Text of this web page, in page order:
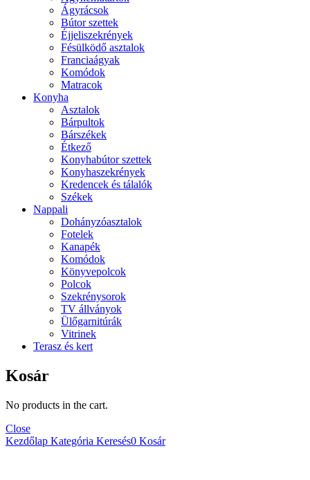
Ágyrácsok
Bútor szettek
Éjjeliszekrények
Fésülködő asztalok
Franciaágyak
Komódok
Matracok
Konyha
Asztalok
Bárpultok
Bárszékek
Étkező
Konyhabútor szettek
Konyhaszekrények
Kredencek és tálalók
Székek
Nappali
Dohányzóasztalok
Fotelek
Kanapék
Komódok
Könyvepolcok
Polcok
Szekrénysorok
TV állványok
Ülőgarnitúrák
Vitrinek
Terasz és kert
Kosár
No products in the cart.
Close
Kezdőlap Kategória Keresés0 Kosár